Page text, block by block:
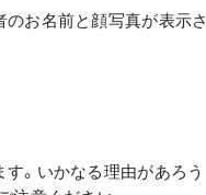
お名前と顔写真が表示さ
。いかなる理由があろう